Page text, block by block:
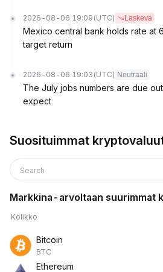
2026-08-06 19:09 (UTC) Laskeva
Mexico central bank holds rate at
target return
2026-08-06 19:03 (UTC) Neutraali
The July jobs numbers are due
expect
Suosituimmat
Search
Markkina-arvoltaan suurimmat
Kolikko
Bitcoin
BTC
Ethereum